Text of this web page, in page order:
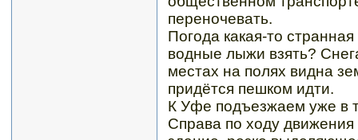
переночевать.
Погода какая-то
водные лыжи взять?
местах на полях видна
придётся пешком идти.
К Уфе подъезжаем уже в
Справа по ходу